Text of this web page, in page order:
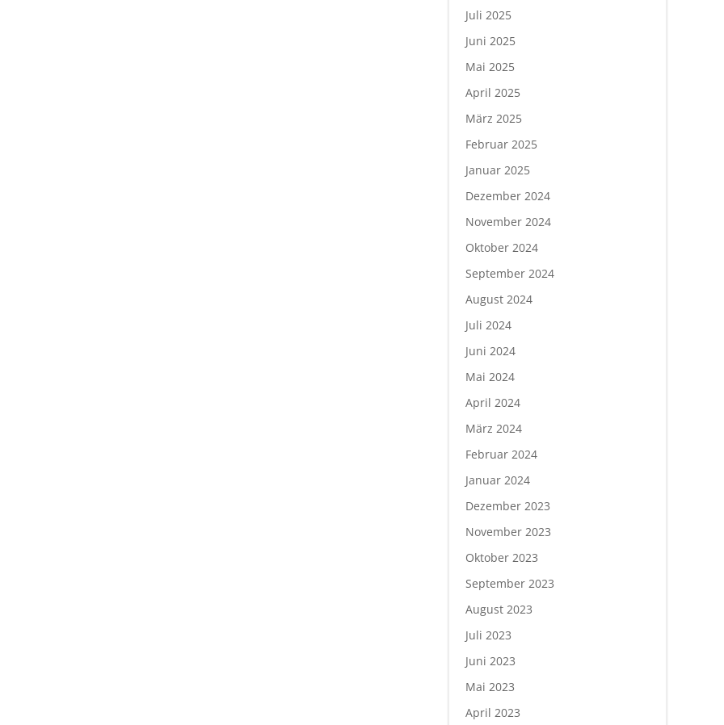
Juli 2025
Juni 2025
Mai 2025
April 2025
März 2025
Februar 2025
Januar 2025
Dezember 2024
November 2024
Oktober 2024
September 2024
August 2024
Juli 2024
Juni 2024
Mai 2024
April 2024
März 2024
Februar 2024
Januar 2024
Dezember 2023
November 2023
Oktober 2023
September 2023
August 2023
Juli 2023
Juni 2023
Mai 2023
April 2023